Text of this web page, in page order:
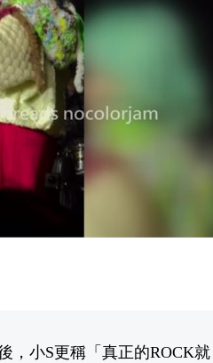
，小S更稱「真正的ROCK就